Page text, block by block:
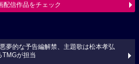
配信作品をチェック
悪夢的な予告編解禁、主題歌は松本孝弘
TMGが担当